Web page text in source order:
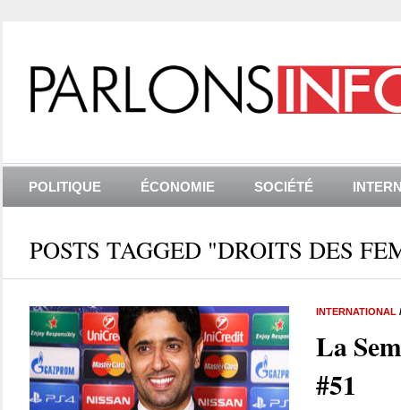
POLITIQUE ÉCONOMIE SOCIÉTÉ
POSTS TAGGED "DROITS DES
INTERNATIONAL
La
#51